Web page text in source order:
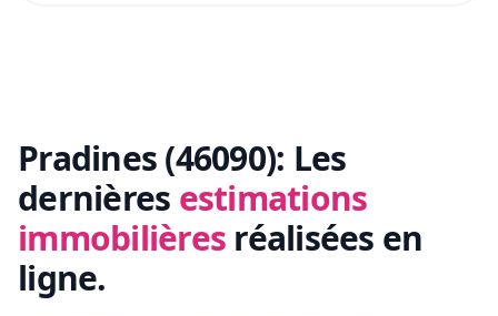
Pradines (46090): Les
dernières estimations
immobilières réalisées en
ligne.